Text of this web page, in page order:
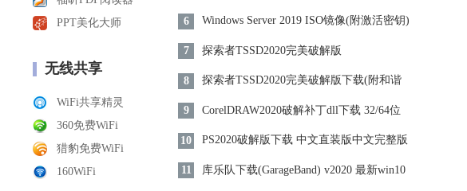
PPT美化大师
无线共享
WiFi共享精灵
360免费WiFi
猎豹免费WiFi
160WiFi
下载
6 Windows Server 2019 ISO镜像(附激活密钥)
正式版
7 探索者TSSD2020完美破解版
8 探索者TSSD2020完美破解版下载(附和谐
补丁) 百度云资源免费下载
9 CorelDRAW2020破解补丁dll下载 32/64位
实用版下载
10 PS2020破解版下载 中文直装版中文完整版
11 库乐队下载(GarageBand) v2020 最新win10